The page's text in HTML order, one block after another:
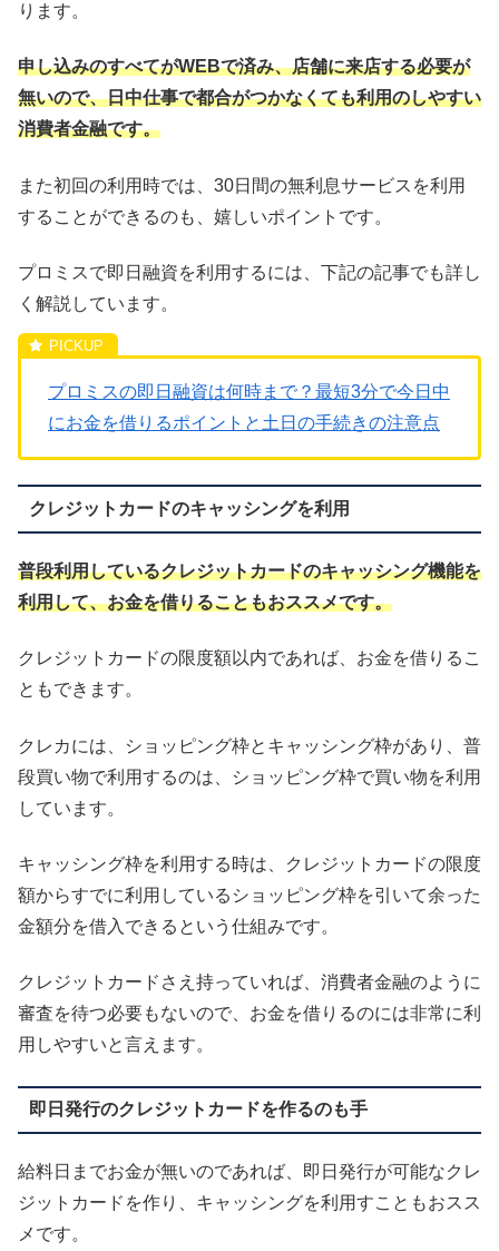
ります。
申し込みのすべてがWEBで済み、店舗に来店する必要が
無いので、日中仕事で都合がつかなくても利用のしやすい
消費者金融です。
また初回の利用時では、30日間の無利息サービスを利用
することができるのも、嬉しいポイントです。
プロミスで即日融資を利用するには、下記の記事でも詳し
く解説しています。
プロミスの即日融資は何時まで？最短3分で今日中
にお金を借りるポイントと土日の手続きの注意点
クレジットカードのキャッシングを利用
普段利用しているクレジットカードのキャッシング機能を
利用して、お金を借りることもおススメです。
クレジットカードの限度額以内であれば、お金を借りるこ
ともできます。
クレカには、ショッピング枠とキャッシング枠があり、普
段買い物で利用するのは、ショッピング枠で買い物を利用
しています。
キャッシング枠を利用する時は、クレジットカードの限度
額からすでに利用しているショッピング枠を引いて余った
金額分を借入できるという仕組みです。
クレジットカードさえ持っていれば、消費者金融のように
審査を待つ必要もないので、お金を借りるのには非常に利
用しやすいと言えます。
即日発行のクレジットカードを作るのも手
給料日までお金が無いのであれば、即日発行が可能なクレ
ジットカードを作り、キャッシングを利用すこともおスス
メです。